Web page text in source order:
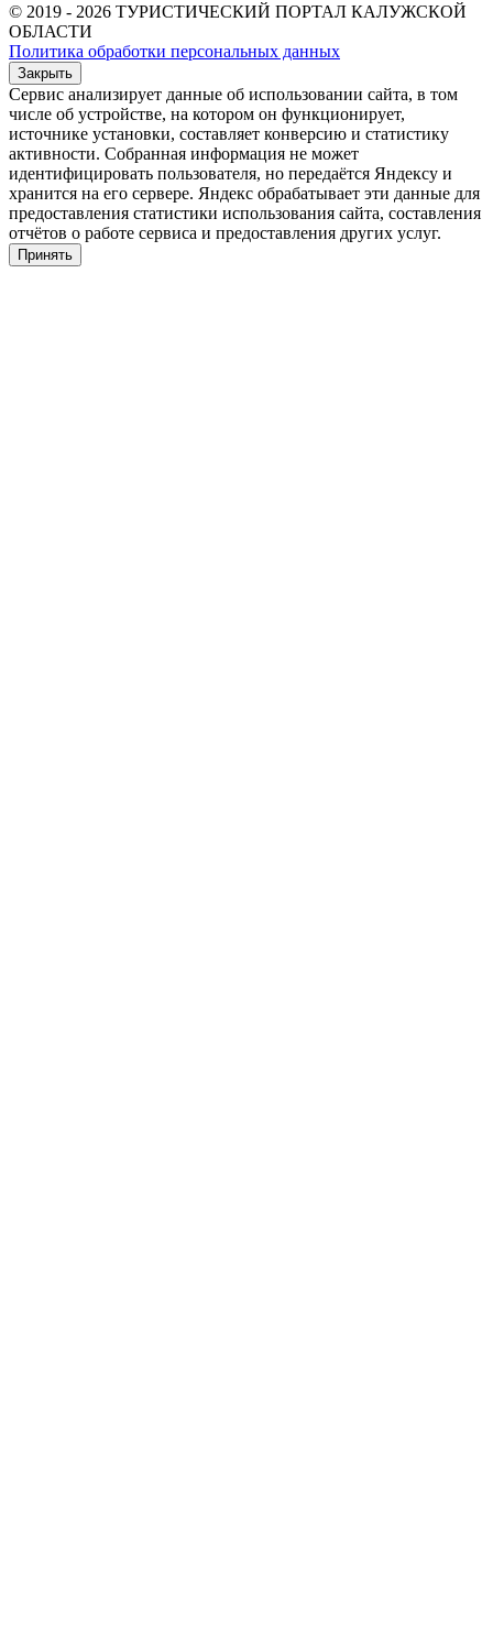
© 2019 - 2026 ТУРИСТИЧЕСКИЙ ПОРТАЛ КАЛУЖСКОЙ
ОБЛАСТИ
Политика обработки персональных данных
Закрыть
Сервис анализирует данные об использовании сайта, в том
числе об устройстве, на котором он функционирует,
источнике установки, составляет конверсию и статистику
активности. Собранная информация не может
идентифицировать пользователя, но передаётся Яндексу и
хранится на его сервере. Яндекс обрабатывает эти данные для
предоставления статистики использования сайта, составления
отчётов о работе сервиса и предоставления других услуг.
Принять